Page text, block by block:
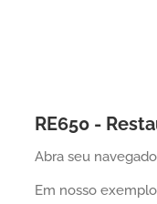
RE650 -
Abra seu
Em nosso